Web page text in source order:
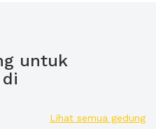
untuk
Lihat semua gedung